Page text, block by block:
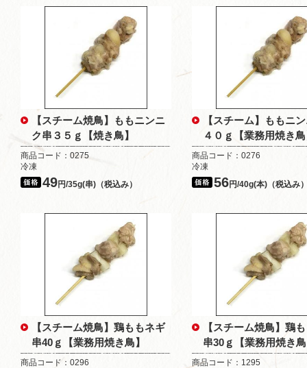
【スチーム焼鳥】ももニンニ
ク串３５ｇ【焼き鳥】
商品コード：0275
冷凍
49円/35g(串)（税込み）
【スチーム】ももニ
４０ｇ【業務用焼き
商品コード：0276
冷凍
56円/40g(本)（税込み
【スチーム焼鳥】鶏ももネギ
串40ｇ【業務用焼き鳥】
商品コード：0296
【スチーム焼鳥】鶏
串30ｇ【業務用焼き
商品コード：1295